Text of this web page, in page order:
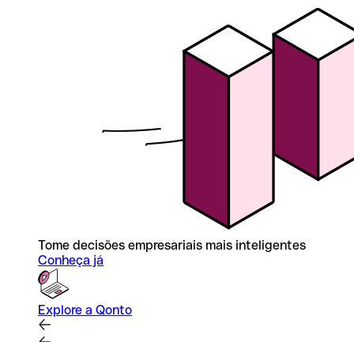
Tome decisões empresariais mais inteligentes
Conheça já
Explore a Qonto